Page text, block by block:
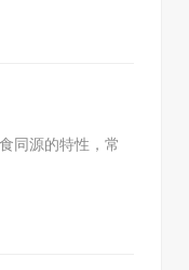
同源的特性，常